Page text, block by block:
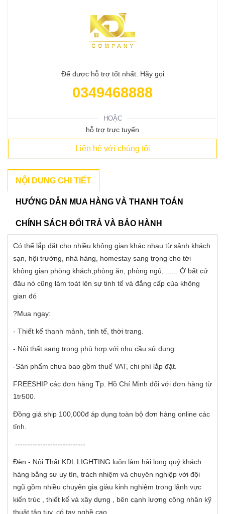
Để được hỗ trợ tốt nhất. Hãy gọi
0349468888
HOẶC
hỗ trợ trực tuyến
Liên hệ với chúng tôi
NỘI DUNG CHI TIẾT
HƯỚNG DẪN MUA HÀNG VÀ THANH TOÁN
CHÍNH SÁCH ĐỔI TRẢ VÀ BẢO HÀNH
Có thể lắp đặt cho nhiều không gian khác nhau từ sảnh khách
sạn, hội trường, nhà hàng, homestay sang trọng cho tới
không gian phòng khách,phòng ăn, phòng ngủ, ...... Ở bất cứ
đâu nó cũng làm toát lên sự tinh tế và đẳng cấp của không
gian đó
?Mua ngay:
- Thiết kế thanh mảnh, tinh tế, thời trang.
- Nội thất sang trọng phù hợp với nhu cầu sử dụng.
-Sản phẩm chưa bao gồm thuế VAT, chi phí lắp đặt.
FREESHIP các đơn hàng Tp. Hồ Chí Minh đối với đơn hàng từ
1tr500.
Đồng giá ship 100,000đ áp dụng toàn bộ đơn hàng online các
tỉnh.
----------------------------
Đèn - Nội Thất KDL LIGHTING luôn làm hài long quý khách
hàng bằng sư uy tín, trách nhiệm và chuyên nghiệp với đội
ngũ gồm nhiều chuyên gia giàu kinh nghiệm trong lãnh vực
kiến trúc , thiết kế và xây dựng , bên cạnh lượng công nhân kỹ
thuật tận tụy, có tay nghề cao.